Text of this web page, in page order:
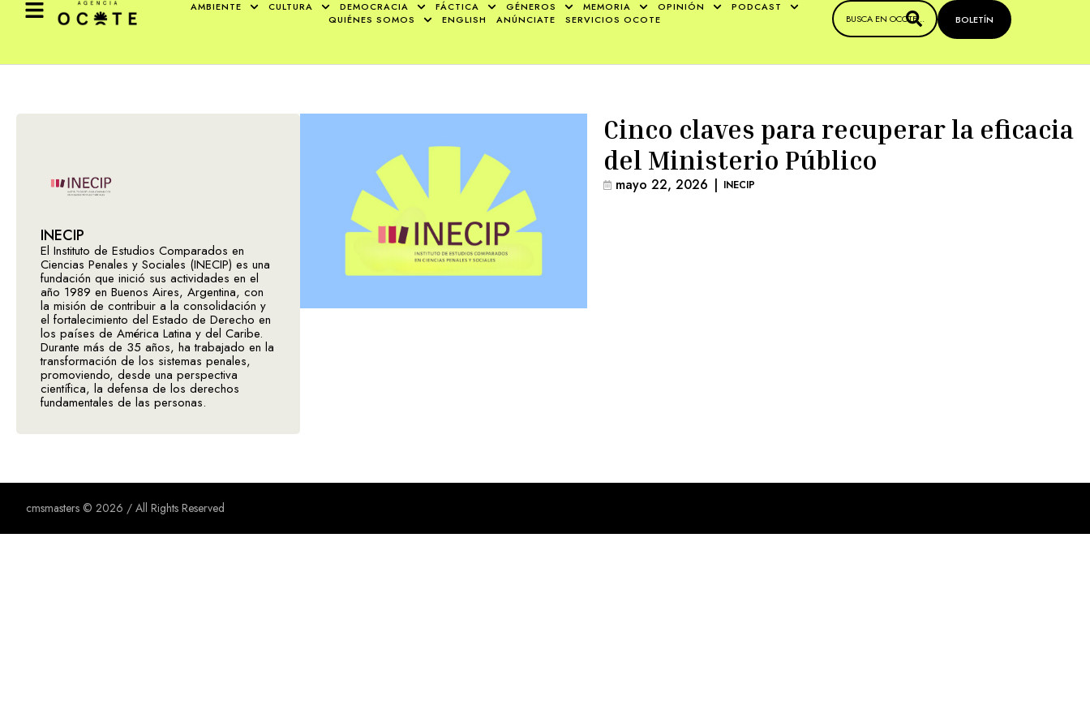
AMBIENTE CULTURA DEMOCRACIA FÁCTICA GÉNEROS MEMORIA OPINIÓN
PODCAST
QUIÉNES SOMOS
ENGLISH ANÚNCIATE SERVICIOS OCOTE BOLETÍN
INECIP
El Instituto de Estudios Comparados en
Ciencias Penales y Sociales (INECIP) es una
fundación que inició sus actividades en el
año 1989 en Buenos Aires, Argentina, con
la misión de contribuir a la consolidación y
el fortalecimiento del Estado de Derecho en
los países de América Latina y del Caribe.
Durante más de 35 años, ha trabajado en la
transformación de los sistemas penales,
promoviendo, desde una perspectiva
científica, la defensa de los derechos
fundamentales de las personas.
Cinco claves para recuperar la eficacia
del Ministerio Público
mayo 22, 2026 | INECIP
cmsmasters © 2026 / All Rights Reserved